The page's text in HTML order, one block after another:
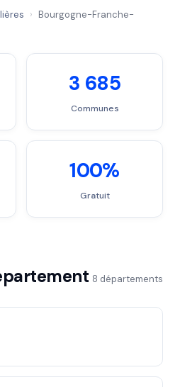
› Bourgogne-Franche-
3 685
Communes
100%
Gratuit
8 départements